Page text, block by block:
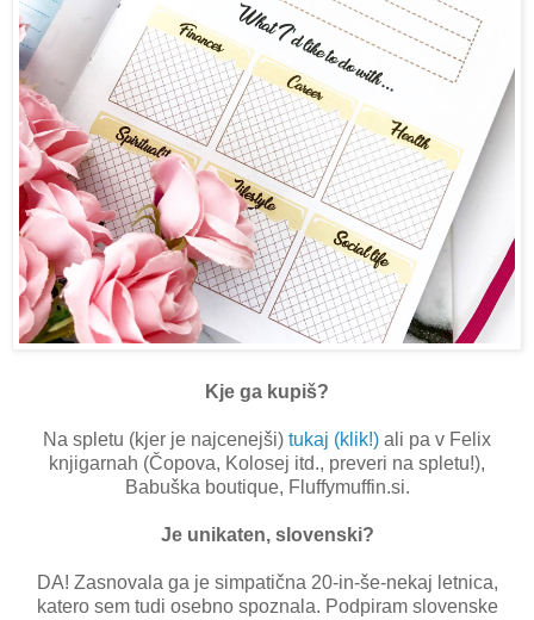
Kje ga kupiš?
Na spletu (kjer je najcenejši) tukaj (klik!) ali pa v Felix
knjigarnah (Čopova, Kolosej itd., preveri na spletu!),
Babuška boutique, Fluffymuffin.si.
Je unikaten, slovenski?
DA! Zasnovala ga je simpatična 20-in-še-nekaj letnica,
katero sem tudi osebno spoznala. Podpiram slovenske